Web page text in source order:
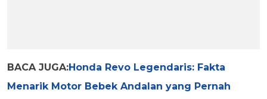
BACA JUGA:Honda Revo Legendaris: Fakta
Menarik Motor Bebek Andalan yang Pernah